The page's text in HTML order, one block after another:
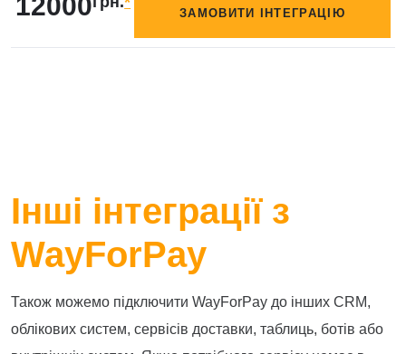
ЗАМОВИТИ ІНТЕГРАЦІЮ
Інші інтеграції з
WayForPay
Також можемо підключити WayForPay до інших CRM,
облікових систем, сервісів доставки, таблиць, ботів або